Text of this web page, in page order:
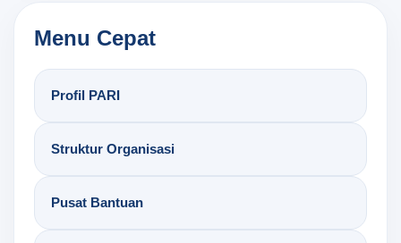
Menu Cepat
Profil PARI
Struktur Organisasi
Pusat Bantuan